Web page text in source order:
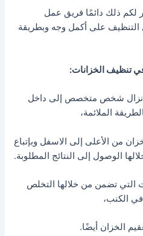
لكم ذلك دائمًا فريق عمل
على أكمل وجه وبطريقة
في تنظيف الخزانات:
إنزال شخص متخصص إلى داخل
الملائمة،
من الأعلى إلى الاسفل وبإتباع
الوصول إلى النتائج المطلوبة.
التي تضمن من خلالها التخلص
الكنب،
الخزان أيضًا.